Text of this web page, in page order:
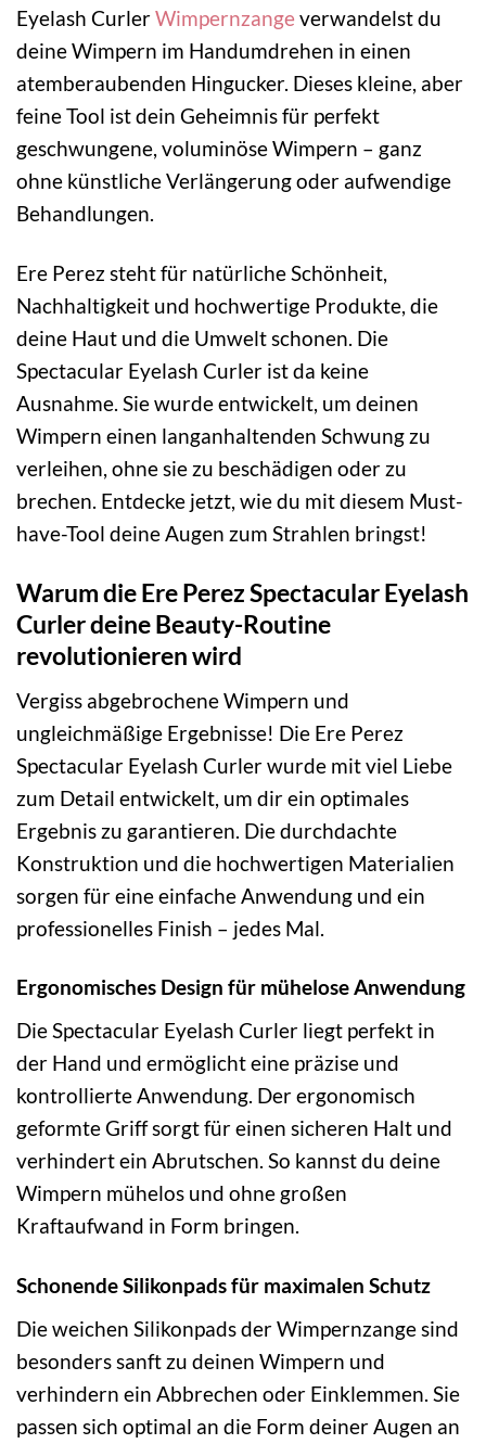
Eyelash CurlerWimpernzangeverwandelst du
deine Wimpern im Handumdrehen in einen
atemberaubenden Hingucker. Dieses kleine, aber
feine Tool ist dein Geheimnis für perfekt
geschwungene, voluminöse Wimpern – ganz
ohne künstliche Verlängerung oder aufwendige
Behandlungen.
Ere Perez steht für natürliche Schönheit,
Nachhaltigkeit und hochwertige Produkte, die
deine Haut und die Umwelt schonen. Die
Spectacular Eyelash Curler ist da keine
Ausnahme. Sie wurde entwickelt, um deinen
Wimpern einen langanhaltenden Schwung zu
verleihen, ohne sie zu beschädigen oder zu
brechen. Entdecke jetzt, wie du mit diesem Must-
have-Tool deine Augen zum Strahlen bringst!
Warum die Ere Perez Spectacular Eyelash
Curler deine Beauty-Routine
revolutionieren wird
Vergiss abgebrochene Wimpern und
ungleichmäßige Ergebnisse! Die Ere Perez
Spectacular Eyelash Curler wurde mit viel Liebe
zum Detail entwickelt, um dir ein optimales
Ergebnis zu garantieren. Die durchdachte
Konstruktion und die hochwertigen Materialien
sorgen für eine einfache Anwendung und ein
professionelles Finish – jedes Mal.
Ergonomisches Design für mühelose Anwendung
Die Spectacular Eyelash Curler liegt perfekt in
der Hand und ermöglicht eine präzise und
kontrollierte Anwendung. Der ergonomisch
geformte Griff sorgt für einen sicheren Halt und
verhindert ein Abrutschen. So kannst du deine
Wimpern mühelos und ohne großen
Kraftaufwand in Form bringen.
Schonende Silikonpads für maximalen Schutz
Die weichen Silikonpads der Wimpernzange sind
besonders sanft zu deinen Wimpern und
verhindern ein Abbrechen oder Einklemmen. Sie
passen sich optimal an die Form deiner Augen an